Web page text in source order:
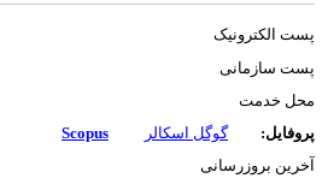
پست الکترونیک
پست سازمانی
محل خدمت
پروفایل:
گوگل اسکالر
Scopus
آخرین بروزرسانی